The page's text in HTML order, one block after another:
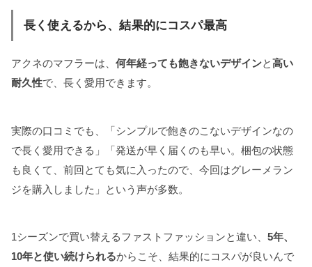
長く使えるから、結果的にコスパ最高
アクネのマフラーは、 何年経っても飽きないデザインと高い
耐久性で、長く愛用できます。
実際の口コミでも、「シンプルで飽きのこないデザインなの
で長く愛用できる」「発送が早く届くのも早い。梱包の状態
も良くて、前回とても気に入ったので、今回はグレーメラン
ジを購入しました」という声が多数。
1シーズンで買い替えるファストファッションと違い、 5年、
10年と使い続けられるからこそ、結果的にコスパが良いんで